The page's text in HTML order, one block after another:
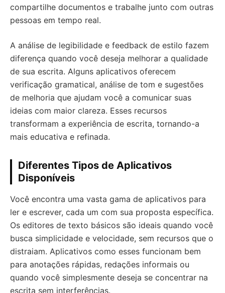
compartilhe documentos e trabalhe junto com outras
pessoas em tempo real.
A análise de legibilidade e feedback de estilo fazem
diferença quando você deseja melhorar a qualidade
de sua escrita. Alguns aplicativos oferecem
verificação gramatical, análise de tom e sugestões
de melhoria que ajudam você a comunicar suas
ideias com maior clareza. Esses recursos
transformam a experiência de escrita, tornando-a
mais educativa e refinada.
Diferentes Tipos de Aplicativos
Disponíveis
Você encontra uma vasta gama de aplicativos para
ler e escrever, cada um com sua proposta específica.
Os editores de texto básicos são ideais quando você
busca simplicidade e velocidade, sem recursos que o
distraiam. Aplicativos como esses funcionam bem
para anotações rápidas, redações informais ou
quando você simplesmente deseja se concentrar na
escrita sem interferências.